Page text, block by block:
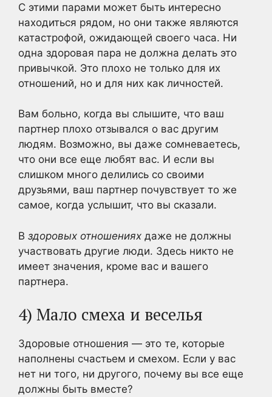
С этими парами может быть интересно
находиться рядом, но они также являются
катастрофой, ожидающей своего часа. Ни
одна здоровая пара не должна делать это
привычкой. Это плохо не только для их
отношений, но и для них как личностей.
Вам больно, когда вы слышите, что ваш
партнер плохо отзывался о вас другим
людям. Возможно, вы даже сомневаетесь,
что они все еще любят вас. И если вы
слишком много делились со своими
друзьями, ваш партнер почувствует то же
самое, когда услышит, что вы сказали.
В здоровых отношениях даже не должны
участвовать другие люди. Здесь никто не
имеет значения, кроме вас и вашего
партнера.
4) Мало смеха и веселья
Здоровые отношения — это те, которые
наполнены счастьем и смехом. Если у вас
нет ни того, ни другого, почему вы все еще
должны быть вместе?